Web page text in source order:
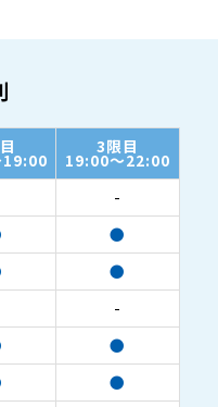
3限目
19:00～22:00
-
●
●
-
●
●